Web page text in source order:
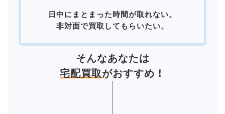
日中にまとまった時間が取れない。
非対面で買取してもらいたい。
そんなあなたは
宅配買取がおすすめ！